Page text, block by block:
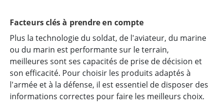
Facteurs clés à prendre en compte
Plus la technologie du soldat, de l'aviateur, du marine
ou du marin est performante sur le terrain,
meilleures sont ses capacités de prise de décision et
son efficacité. Pour choisir les produits adaptés à
l'armée et à la défense, il est essentiel de disposer des
informations correctes pour faire les meilleurs choix.